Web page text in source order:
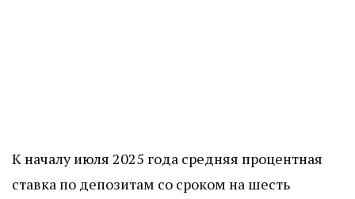
К началу июля 2025 года средняя процентная
ставка по депозитам со сроком на шесть